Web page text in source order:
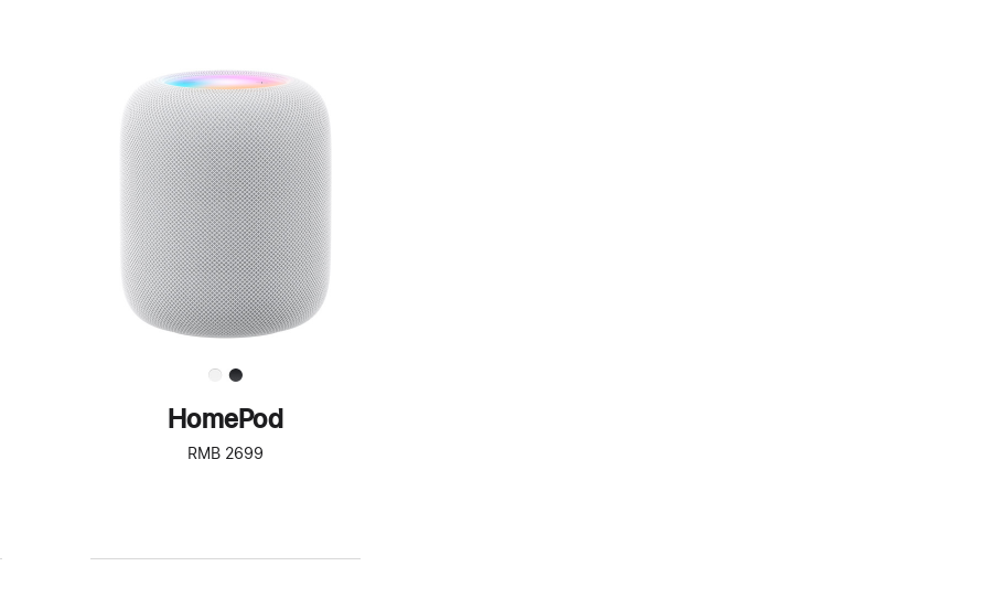
进
一
步
了
解
HomePod<
HomePod
RMB 2699